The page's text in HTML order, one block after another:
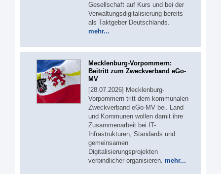
Gesellschaft auf Kurs und bei der
Verwaltungsdigitalisierung bereits
als Taktgeber Deutschlands.
mehr...
Mecklenburg-Vorpommern:
Beitritt zum Zweckverband eGo-
MV
[28.07.2026] Mecklenburg-
Vorpommern tritt dem kommunalen
Zweckverband eGo-MV bei. Land
und Kommunen wollen damit ihre
Zusammenarbeit bei IT-
Infrastrukturen, Standards und
gemeinsamen
Digitalisierungsprojekten
verbindlicher organisieren. mehr...